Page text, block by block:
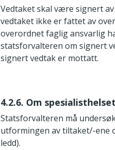
Vedtaket skal være signert
vedtaket ikke er fattet av
overordnet faglig ansvarlig
statsforvalteren om signert
signert vedtak er mottatt.
4.2.6. Om
Statsforvalteren må
utformingen av tiltaket/-ene
ledd).